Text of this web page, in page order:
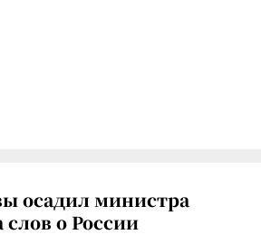
осадил министра
о России